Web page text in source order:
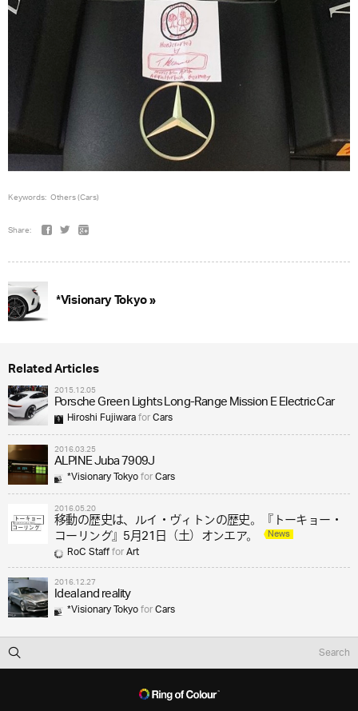
Keywords: Others (Cars)
Share:
*Visionary Tokyo »
Related Articles
2015.12.05
Porsche Green Lights Long-Range Mission E Electric Car
Hiroshi FujiwaraforCars
2016.03.25
ALPINE Juba 7909J
*Visionary TokyoforCars
2016.05.20
移動の歴史は、ルイ・ヴィトンの歴史。『トーキョー・
コーリング』5月21日（土）オンエア。 News
RoC StaffforArt
2016.12.27
Ideal and reality
*Visionary TokyoforCars